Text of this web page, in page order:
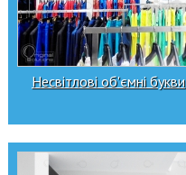
Несвітлові об'ємні букви